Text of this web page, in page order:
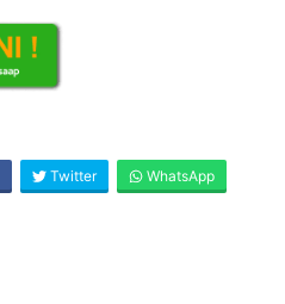
Twitter WhatsApp